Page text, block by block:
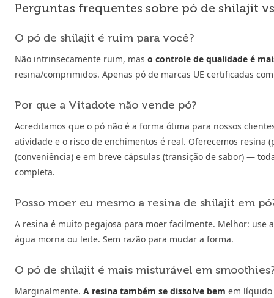
Perguntas frequentes sobre pó de shilajit
O pó de shilajit é ruim para você?
Não intrinsecamente ruim, mas o controle de qualidade é
resina/comprimidos. Apenas pó de marcas UE certificadas
Por que a Vitadote não vende pó?
Acreditamos que o pó não é a forma ótima para nossos
atividade e o risco de enchimentos é real. Oferecemos resina
(conveniência) e em breve cápsulas (transição de sabor) —
completa.
Posso moer eu mesmo a resina de shilajit em
A resina é muito pegajosa para moer facilmente. Melhor: use
água morna ou leite. Sem razão para mudar a forma.
O pó de shilajit é mais misturável em
Marginalmente. A resina também se dissolve bem em líquido